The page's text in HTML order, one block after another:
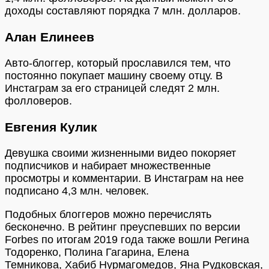
доходы составляют порядка 7 млн. долларов.
Алан Елинеев
Авто-блоггер, который прославился тем, что
постоянно покупает машину своему отцу. В
Инстаграм за его страницей следят 2 млн.
фолловеров.
Евгения Кулик
Девушка своими жизненными видео покоряет
подписчиков и набирает множественные
просмотры и комментарии. В Инстаграм на нее
подписано 4,3 млн. человек.
Подобных блоггеров можно перечислять
бесконечно. В рейтинг преуспевших по версии
Forbes по итогам 2019 года также вошли Регина
Тодоренко, Полина Гагарина, Елена
Темникова, Хабиб Нурмагомедов, Яна Рудковская,